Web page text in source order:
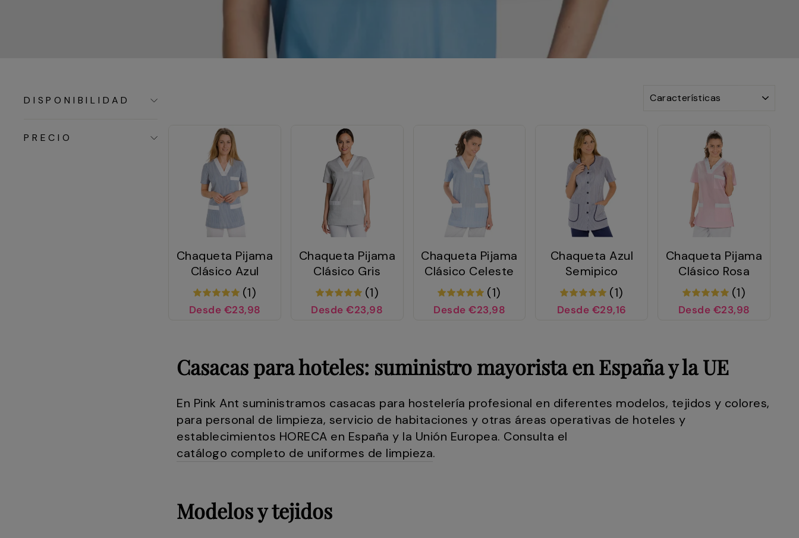
DISPONIBILIDAD
PRECIO
Chaqueta Pijama
Clásico Azul
(1)
Desde €23,98
Chaqueta Pijama
Clásico Gris
(1)
Desde €23,98
Chaqueta Pijama
Clásico Celeste
(1)
Desde €23,98
Chaqueta Azul
Semipico
(1)
Desde €29,16
Chaqueta Pijama
Clásico Rosa
(1)
Desde €23,98
Casacas para hoteles: suministro mayorista en España y la UE
En Pink Ant suministramos casacas para hostelería profesional en diferentes modelos, tejidos y colores,
para personal de limpieza, servicio de habitaciones y otras áreas operativas de hoteles y
establecimientos HORECA en España y la Unión Europea. Consulta el
catálogo completo de uniformes de limpieza.
Modelos y tejidos